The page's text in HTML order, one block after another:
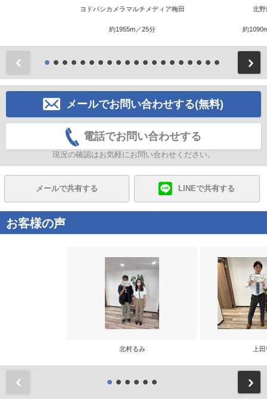
ヨドバシカメラマルチメディア梅田
約1955m／25分
北野
約
メールでお問い合わせする(無料)
電話でお問い合わせする
現況の確認はお気軽にお問い合わせください。
メールで共有する LINEで共有する
お客様の声
北村るみ 上